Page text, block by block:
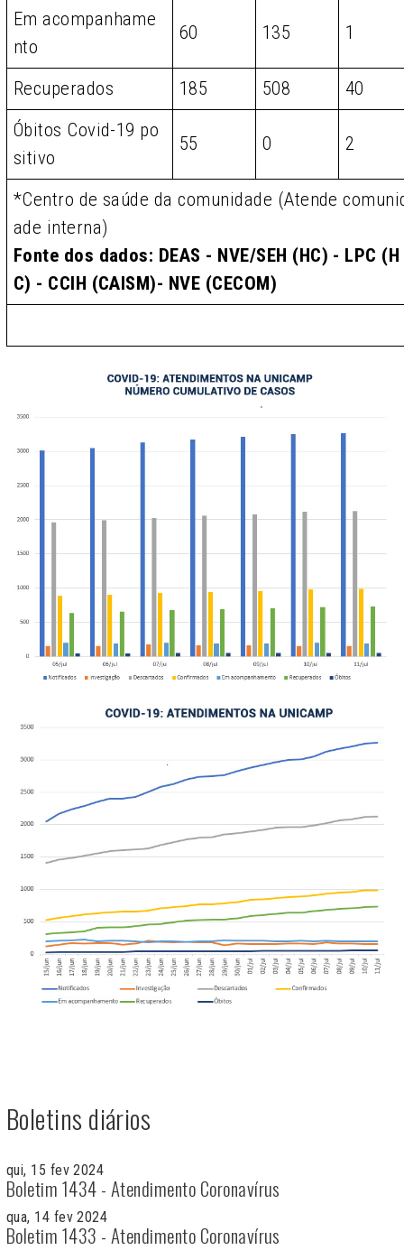
Em acompanhame
nto
60 135 1
Recuperados 185 508
40
Óbitos Covid-19 po
sitivo
55 0 2
*Centro de saúde da comunidade (Atende
ade interna)
Fonte dos dados: DEAS - NVE/SEH (HC) - LPC (H
C) - CCIH (CAISM)- NVE (CECOM)
Boletins diários
qui, 15 fev 2024
Boletim 1434 - Atendimento Coronavírus
qua, 14 fev 2024
Boletim 1433 - Atendimento Coronavírus